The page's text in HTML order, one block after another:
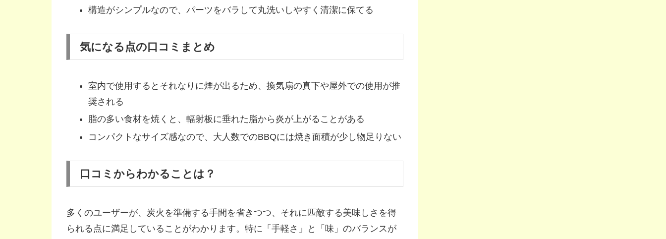
構造がシンプルなので、パーツをバラして丸洗いしやすく清潔に保てる
気になる点の口コミまとめ
室内で使用するとそれなりに煙が出るため、換気扇の真下や屋外での使用が推
奨される
脂の多い食材を焼くと、輻射板に垂れた脂から炎が上がることがある
コンパクトなサイズ感なので、大人数でのBBQには焼き面積が少し物足りない
口コミからわかることは？
多くのユーザーが、炭火を準備する手間を省きつつ、それに匹敵する美味しさを得
られる点に満足していることがわかります。特に「手軽さ」と「味」のバランスが